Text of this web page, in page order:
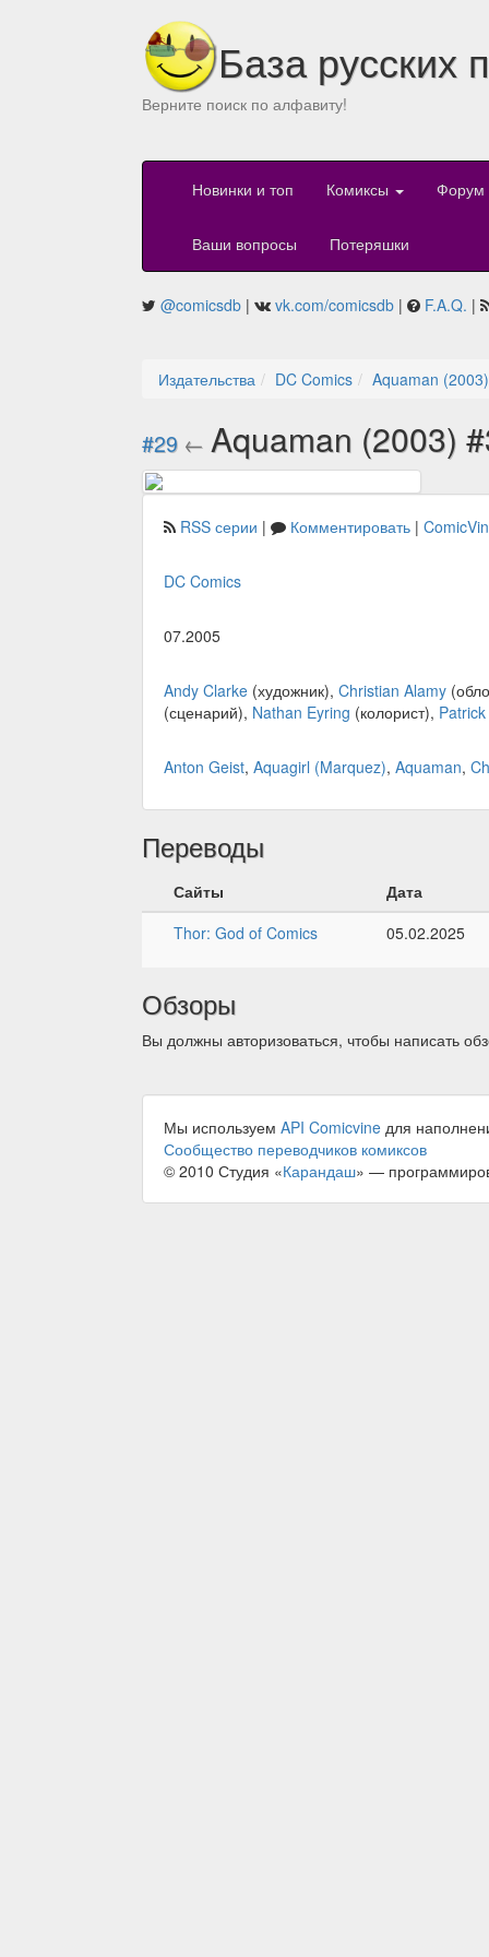
База русских
Верните поиск по алфавиту!
Новинки и топ Комиксы Форум
Ваши вопросы Потеряшки
@comicsdb | vk.com/comicsdb | F.A.Q. |
Издательства DC Comics Aquaman (2003)
#29 ← Aquaman (2003)
RSS серии | Комментировать |
DC Comics
07.2005
Andy Clarke (художник), Christian Alamy
(сценарий), Nathan Eyring (колорист),
Anton Geist, Aquagirl (Marquez), Aquaman,
Переводы
Сайты
Дата
Thor: God of Comics
05.02.2025
Обзоры
Вы должны авторизоваться, чтобы написать
Мы используем API Comicvine для
Сообщество переводчиков комиксов
© 2010 Студия «Карандаш» —